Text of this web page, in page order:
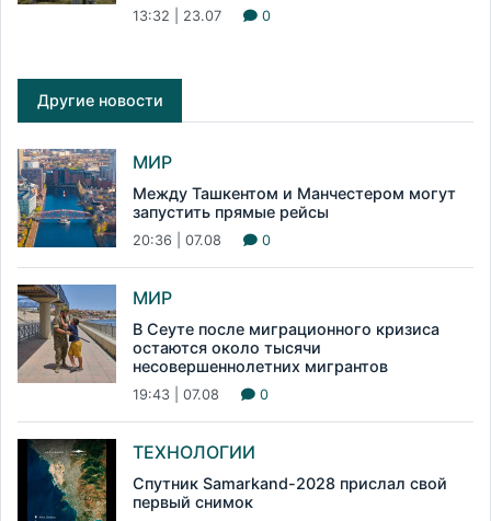
13:32 | 23.07 0
Другие новости
МИР
Между Ташкентом и Манчестером могут
запустить прямые рейсы
20:36 | 07.08 0
МИР
В Сеуте после миграционного кризиса
остаются около тысячи
несовершеннолетних мигрантов
19:43 | 07.08 0
ТЕХНОЛОГИИ
Спутник Samarkand-2028 прислал свой
первый снимок